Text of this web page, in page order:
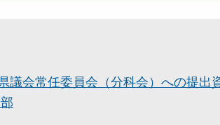
議会常任委員会（分科会）への提出